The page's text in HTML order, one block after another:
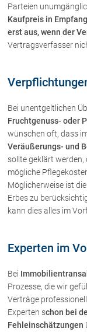
Parteien
Kaufpreis in Empfang
erst aus, wenn der
Vertragsverfasser
Bei unentgeltlichen
Fruchtgenuss- oder
wünschen oft, dass
Veräußerungs- und
sollte geklärt werden,
mögliche
Möglicherweise ist
Erbes zu
kann dies alles im
Experten im
Bei
Prozesse, die wir
Verträge
Experten schon bei
Fehleinschätzungen